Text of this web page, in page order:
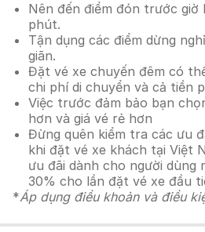
Nên đến điểm đón trước giờ
phút.
Tận dụng các điểm dừng
giãn.
Đặt vé xe chuyến đêm có
chi phí di chuyển và cả tiền
Việc trước đảm bảo bạn
hơn và giá vé rẻ hơn
Đừng quên kiểm tra các ưu
khi đặt vé xe khách tại Việt
ưu đãi dành cho người dùng
30% cho lần đặt vé xe đầu
*Áp dụng điều khoản và điều